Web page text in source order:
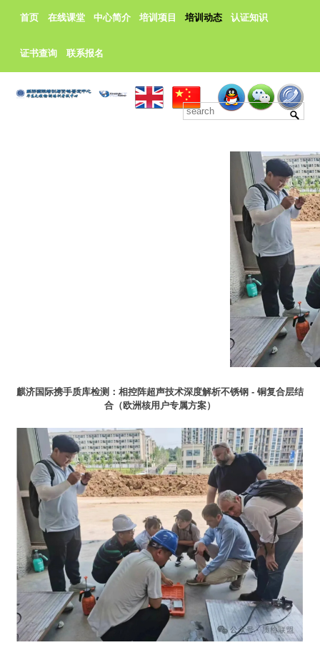
首页 在线课堂 中心简介 培训项目 培训动态 认证知识
证书查询 联系报名
麒济国际携手质库检测：相控阵超声技术深度解析不锈钢 - 铜复合层结
合（欧洲核用户专属方案）